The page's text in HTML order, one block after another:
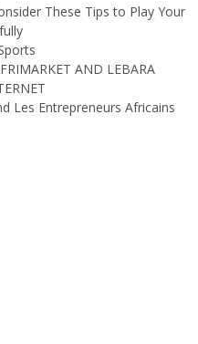
These Tips to Play Your
AND LEBARA
Les Entrepreneurs Africains